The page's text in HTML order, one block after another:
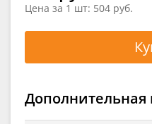
Цена за 1 шт: 504 руб.